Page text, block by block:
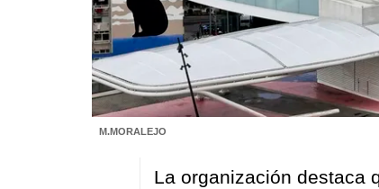
M.MORALEJO
La organización destaca